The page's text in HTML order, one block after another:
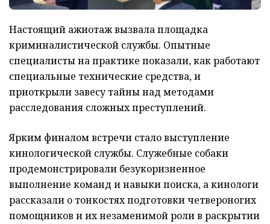
Настоящий ажиотаж вызвала площадка
криминалистической службы. Опытные
специалисты на практике показали, как работают
специальные технические средства, и
приоткрыли завесу тайны над методами
расследования сложных преступлений.
Ярким финалом встречи стало выступление
кинологической службы. Служебные собаки
продемонстрировали безукоризненное
выполнение команд и навыки поиска, а кинологи
рассказали о тонкостях подготовки четвероногих
помощников и их незаменимой роли в раскрытии